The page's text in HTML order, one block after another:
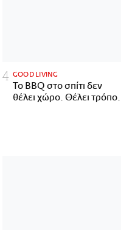
GOOD LIVING
Το BBQ στο σπίτι δεν
θέλει χώρο. Θέλει τρόπο.